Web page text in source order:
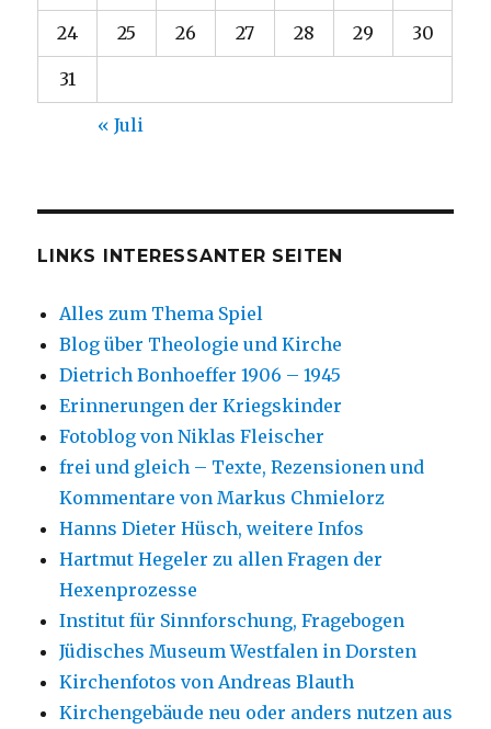
24 25 26 27 28 29 30
31
« Juli
LINKS INTERESSANTER SEITEN
Alles zum Thema Spiel
Blog über Theologie und Kirche
Dietrich Bonhoeffer 1906 – 1945
Erinnerungen der Kriegskinder
Fotoblog von Niklas Fleischer
frei und gleich – Texte, Rezensionen und
Kommentare von Markus Chmielorz
Hanns Dieter Hüsch, weitere Infos
Hartmut Hegeler zu allen Fragen der
Hexenprozesse
Institut für Sinnforschung, Fragebogen
Jüdisches Museum Westfalen in Dorsten
Kirchenfotos von Andreas Blauth
Kirchengebäude neu oder anders nutzen aus